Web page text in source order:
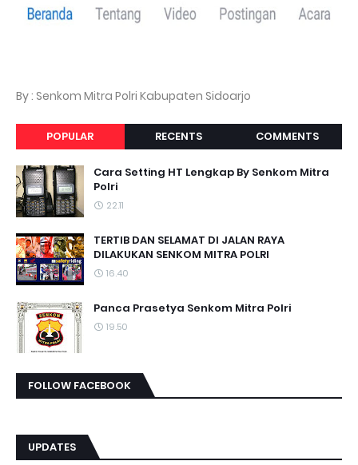
By : Senkom Mitra Polri Kabupaten Sidoarjo
POPULAR RECENTS COMMENTS
Cara Setting HT Lengkap By Senkom Mitra
Polri
22.11
TERTIB DAN SELAMAT DI JALAN RAYA
DILAKUKAN SENKOM MITRA POLRI
16.40
Panca Prasetya Senkom Mitra Polri
19.50
FOLLOW FACEBOOK
UPDATES